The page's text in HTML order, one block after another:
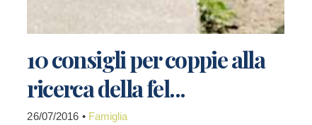
10 consigli per coppie alla
ricerca della fel...
26/07/2016 • Famiglia